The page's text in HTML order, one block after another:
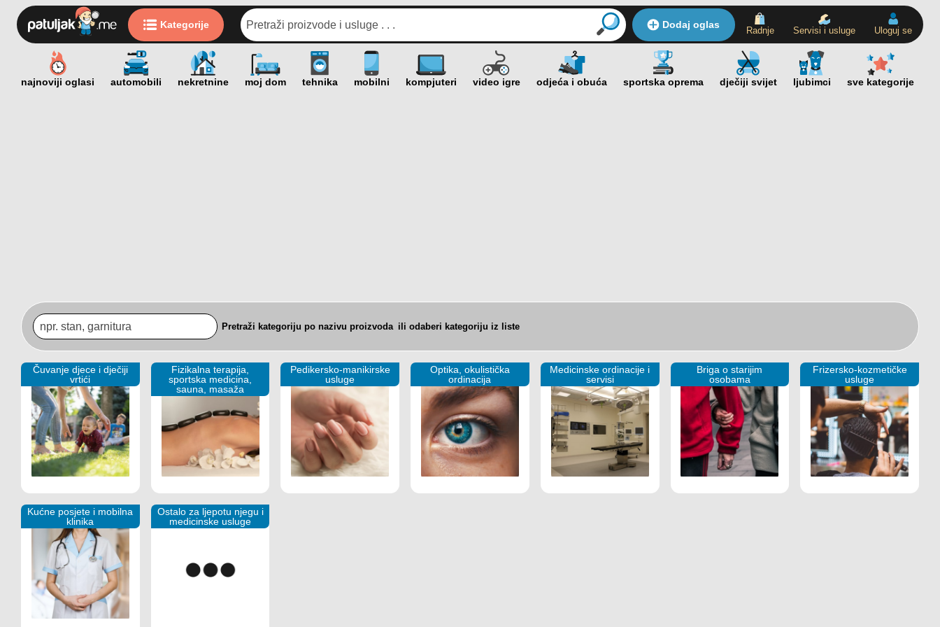
Kategorije Dodaj oglas
Radnje Servisi i usluge Uloguj se
Pretraži kategoriju po nazivu proizvoda ili odaberi kategoriju iz liste
Čuvanje djece i dječiji
vrtići
Fizikalna terapija,
sportska medicina,
sauna, masaža
Pedikersko-manikirske
usluge
Optika, okulistička
ordinacija
Medicinske ordinacije i
servisi
Briga o starijim
osobama
Frizersko-kozmetičke
usluge
Kućne posjete i mobilna
klinika
Ostalo za ljepotu njegu i
medicinske usluge